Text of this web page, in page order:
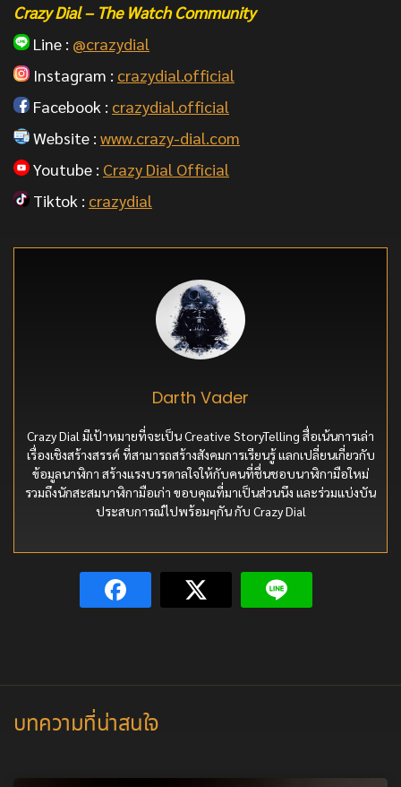
Crazy Dial – The Watch Community
Line : @crazydial
Instagram : crazydial.official
Facebook : crazydial.official
Website : www.crazy-dial.com
Youtube : Crazy Dial Official
Tiktok : crazydial
Darth Vader
Crazy Dial มีเป้าหมายที่จะเป็น Creative StoryTelling สื่อเน้นการเล่า
เรื่องเชิงสร้างสรรค์ ที่สามารถสร้างสังคมการเรียนรู้ แลกเปลี่ยนเกี่ยวกับ
ข้อมูลนาฬิกา สร้างแรงบรรดาลใจให้กับคนที่ชื่นชอบนาฬิกามือใหม่
รวมถึงนักสะสมนาฬิกามือเก่า ขอบคุณที่มาเป็นส่วนนึง และร่วมแบ่งบัน
ประสบการณ์ไปพร้อมๆกัน กับ Crazy Dial
บทความที่น่าสนใจ